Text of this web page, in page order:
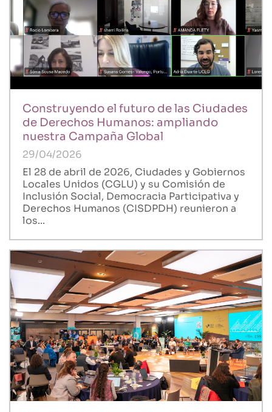
Construyendo el futuro de las Ciudades
de Derechos Humanos: ampliando
nuestra Campaña Global
29/04/2026
El 28 de abril de 2026, Ciudades y Gobiernos
Locales Unidos (CGLU) y su Comisión de
Inclusión Social, Democracia Participativa y
Derechos Humanos (CISDPDH) reunieron a
los...